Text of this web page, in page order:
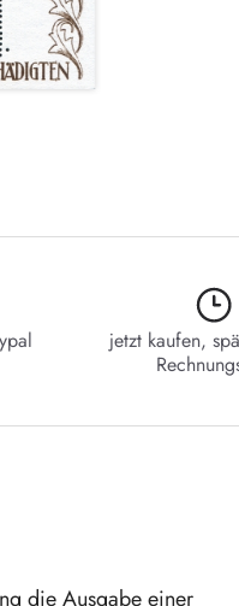
jetzt kaufen,
die Ausgabe einer